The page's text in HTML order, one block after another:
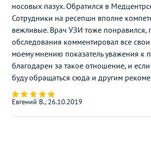
носовых пазух. Обратился в
Сотрудники на ресепшн вполне
вежливые. Врач УЗИ тоже понравился,
обследования комментировал все свои
моему мнению показатель уважения к
благодарен за такое отношение, и если
буду обращаться сюда и другим
Евгений В., 26.10.2019